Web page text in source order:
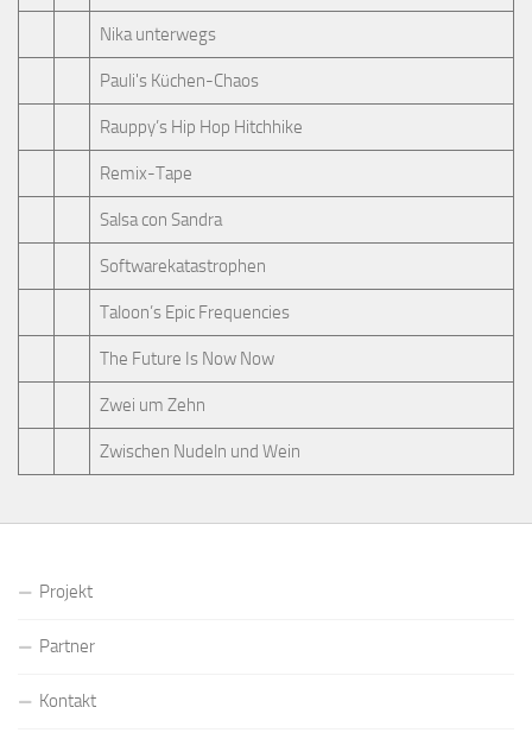
Nika unterwegs
Pauli's Küchen-Chaos
Rauppy’s Hip Hop Hitchhike
Remix-Tape
Salsa con Sandra
Softwarekatastrophen
Taloon’s Epic Frequencies
The Future Is Now Now
Zwei um Zehn
Zwischen Nudeln und Wein
Projekt
Partner
Kontakt